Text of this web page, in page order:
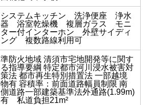
システムキッチン 洗浄便座 浄水
器 浴室乾燥機 複層ガラス モニ
ター付インターホン 外壁サイディ
ング 複数路線利用可
準防火地域 清須市宅地開発等に関す
る指導要綱 特定都市河川浸水被害対
策法 都市再生特別措置法 一部越境
物有 容積率：前面道路幅員制限 南
側道路一部建築基準法外通路(1.99m)
有 私道負担21m²